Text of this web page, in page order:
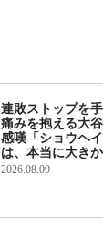
連敗ストップを
痛みを抱える大
感嘆「ショウヘ
は、本当に大きか
2026.08.09